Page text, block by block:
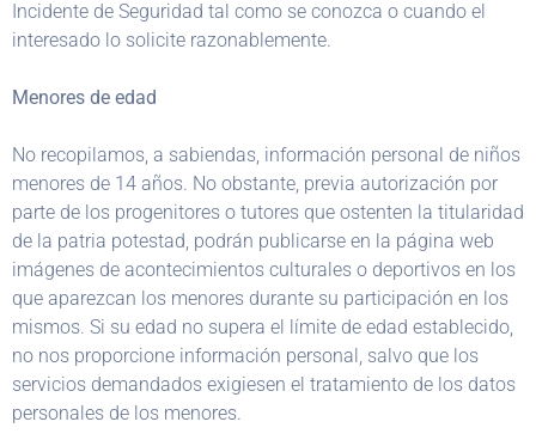
Incidente de Seguridad tal como se conozca o cuando el
interesado lo solicite razonablemente.
Menores de edad
No recopilamos, a sabiendas, información personal de niños
menores de 14 años. No obstante, previa autorización por
parte de los progenitores o tutores que ostenten la titularidad
de la patria potestad, podrán publicarse en la página web
imágenes de acontecimientos culturales o deportivos en los
que aparezcan los menores durante su participación en los
mismos. Si su edad no supera el límite de edad establecido,
no nos proporcione información personal, salvo que los
servicios demandados exigiesen el tratamiento de los datos
personales de los menores.